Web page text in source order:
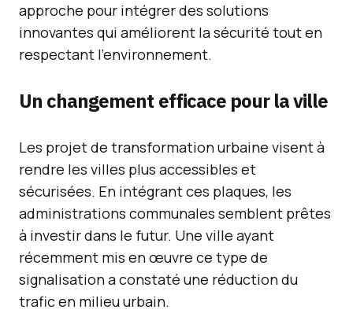
approche pour intégrer des solutions
innovantes qui améliorent la sécurité tout en
respectant l’environnement.
Un changement efficace pour la ville
Les projet de transformation urbaine visent à
rendre les villes plus accessibles et
sécurisées. En intégrant ces plaques, les
administrations communales semblent prêtes
à investir dans le futur. Une ville ayant
récemment mis en œuvre ce type de
signalisation a constaté une réduction du
trafic en milieu urbain.